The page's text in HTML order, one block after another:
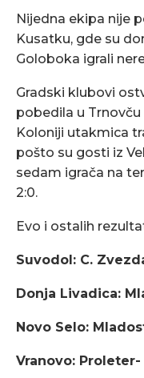
Nijedna ekipa nije
Kusatku, gde su
Goloboka igrali
Gradski klubovi
pobedila u Trnovču
Koloniji utakmica
pošto su gosti iz
sedam igrača na
2:0.
Evo i ostalih
Suvodol: C.
Donja Livadica:
Novo Selo:
Vranovo: